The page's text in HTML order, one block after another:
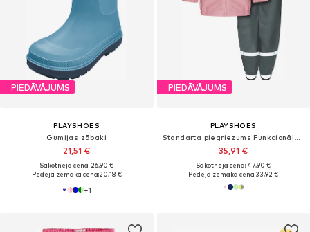
PIEDĀVĀJUMS
PLAYSHOES
Gumijas zābaki
21,51 €
Sākotnējā cena: 26,90 €
Pēdējā zemākā cena:20,18 €
+1
PIEDĀVĀJUMS
PLAYSHOES
Standarta piegriezums Funkcionālais apģērbs
35,91 €
Sākotnējā cena: 47,90 €
Pēdējā zemākā cena:33,92 €